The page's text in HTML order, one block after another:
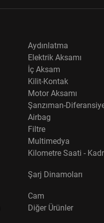
Aydınlatma
Elektrik Aksamı
İç Aksam
Kilit-Kontak
Motor Aksamı
Şanzıman-
Airbag
Filtre
Multimedya
Kilometre Saati -
Şarj Dinamoları
Cam
Diğer Ürünler